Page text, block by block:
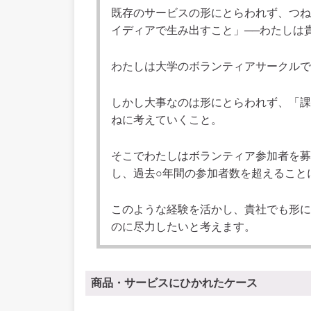
既存のサービスの形にとらわれず、つ
イディアで生み出すこと」──わたしは
わたしは大学のボランティアサークル
しかし大事なのは形にとらわれず、「
ねに考えていくこと。
そこでわたしはボランティア参加者を
し、過去○年間の参加者数を超えるこ
このような経験を活かし、貴社でも形
のに尽力したいと考えます。
商品・サービスにひかれたケース